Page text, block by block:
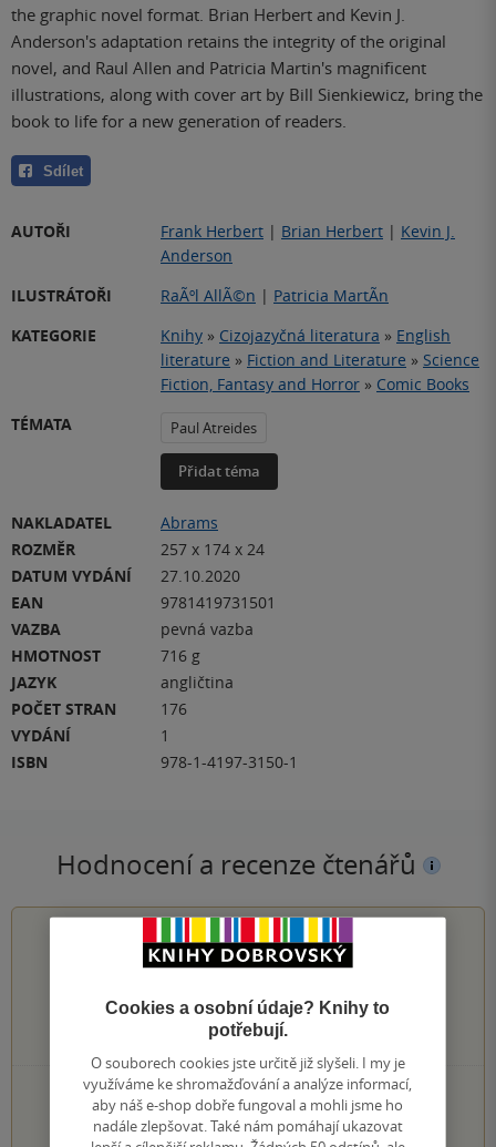
the graphic novel format. Brian Herbert and Kevin J.
Anderson's adaptation retains the integrity of the original
novel, and Raul Allen and Patricia Martin's magnificent
illustrations, along with cover art by Bill Sienkiewicz, bring the
book to life for a new generation of readers.
Sdílet
AUTOŘI Frank Herbert | Brian Herbert | Kevin J.
Anderson
ILUSTRÁTOŘI
RaÃºl AllÃ©n | Patricia MartÃ­n
KATEGORIE
Knihy » Cizojazyčná literatura » English
literature » Fiction and Literature » Science
Fiction, Fantasy and Horror » Comic Books
TÉMATA
Paul Atreides
Přidat téma
NAKLADATEL
Abrams
ROZMĚR
257 x 174 x 24
DATUM VYDÁNÍ
27.10.2020
EAN
9781419731501
VAZBA
pevná vazba
HMOTNOST
716 g
JAZYK
angličtina
POČET STRAN
176
VYDÁNÍ
1
ISBN
978-1-4197-3150-1
Hodnocení a recenze čtenářů
0.0z5
hodnocení čtenářů
0×
5 hvězdiček
0×
4 hvězdičky
0×
3 hvězdičky
Cookies a osobní údaje? Knihy to
potřebují.
O souborech cookies jste určitě již slyšeli. I my je
využíváme ke shromažďování a analýze informací,
aby náš e-shop dobře fungoval a mohli jsme ho
nadále zlepšovat. Také nám pomáhají ukazovat